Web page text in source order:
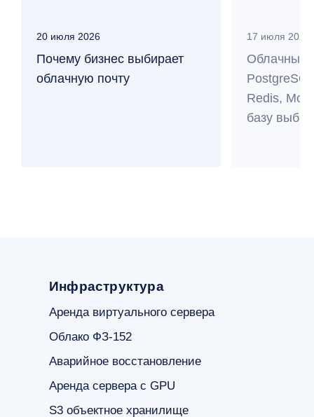
20 июля 2026
Почему бизнес выбирает
облачную почту
17 июля 2026
Облачные
Redis,
базу
Инфраструктура
Аренда виртуального сервера
Облако ФЗ-152
Аварийное восстановление
Аренда сервера с GPU
S3 объектное хранилище